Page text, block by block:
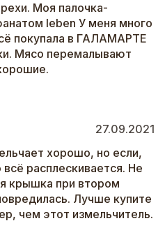
Моя палочка-
leben У меня много
покупала в ГАЛАМАРТЕ
Мясо перемалывают
27.09.2021
хорошо, но если,
расплескивается. Не
крышка при втором
Лучше купите
чем этот измельчитель.